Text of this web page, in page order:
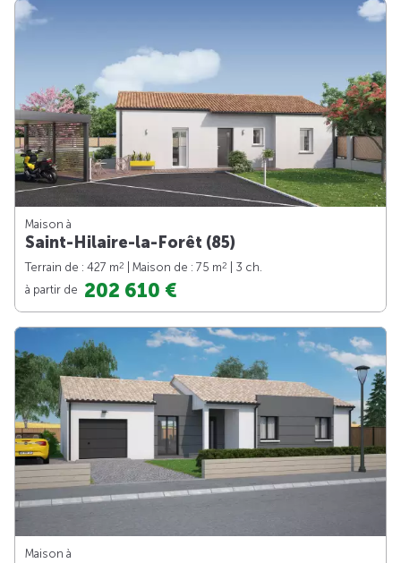
Maison à
Saint-Hilaire-la-Forêt (85)
Terrain de : 427 m2 | Maison de : 75 m2
| 3 ch.
à partir de 202 610 €
Maison à